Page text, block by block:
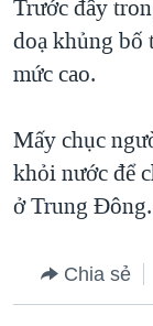
Trước đây
doạ khủng bố
mức cao.
Mấy chục
khỏi nước để
ở Trung Đông.
Chia sẻ